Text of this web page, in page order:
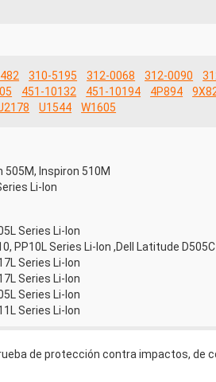
310-5195 312-0068 312-0090
451-10132 451-10194 4P894
U1544 W1605
505M, Inspiron 510M
Li-Ion
Series Li-Ion
PP10L Series Li-Ion ,Dell Latitude D505C
Series Li-Ion
Series Li-Ion
Series Li-Ion
Series Li-Ion
de protección contra impactos, de